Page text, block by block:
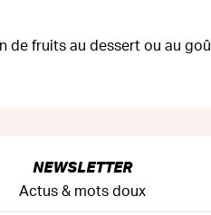
de fruits au dessert ou au
NEWSLETTER
Actus & mots doux